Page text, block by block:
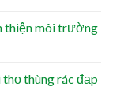
thiện môi trường
thùng rác đạp